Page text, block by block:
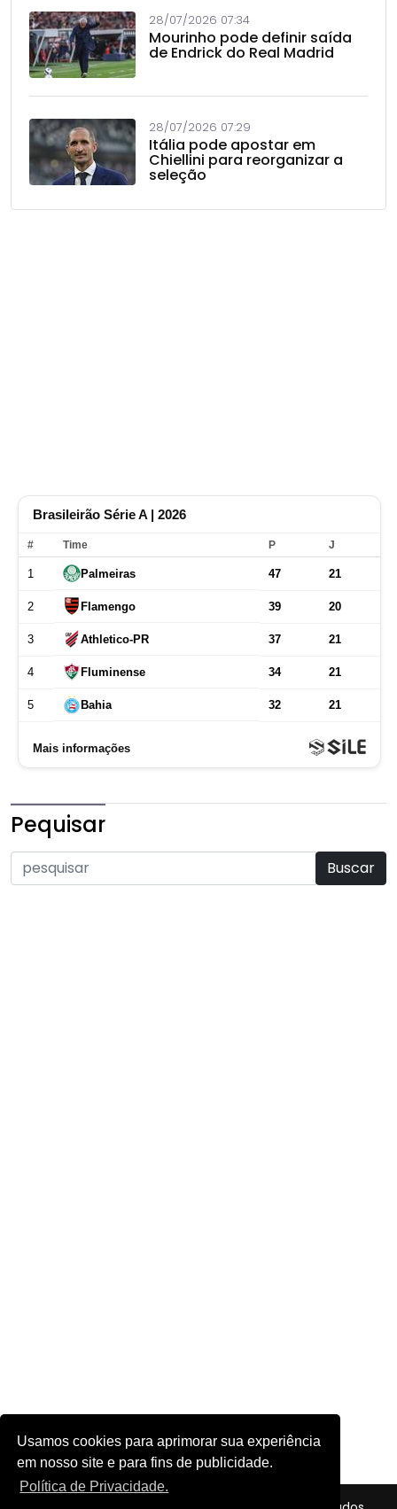
Usamos cookies para aprimorar sua experiência
em nosso site e para fins de publicidade.
Política de Privacidade.
28/07/2026 07:34
Mourinho pode definir saída
de Endrick do Real Madrid
28/07/2026 07:29
Itália pode apostar em
Chiellini para reorganizar a
seleção
Pequisar